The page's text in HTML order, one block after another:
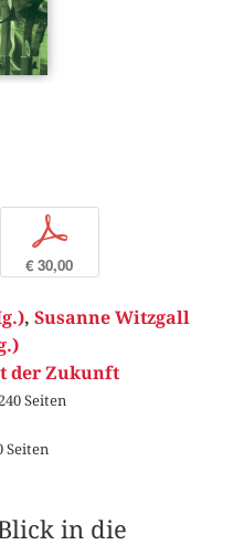
p
€ 30,00
, Susanne Witzgall
der Zukunft
Seiten
Seiten
in die